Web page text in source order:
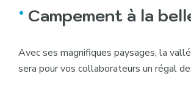
Campement à la
Avec ses magnifiques paysages, la
sera pour vos collaborateurs un régal